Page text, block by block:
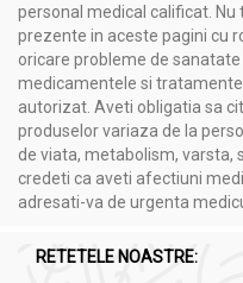
personal medical calificat.
prezente in aceste pagini cu
oricare probleme de
medicamentele si
autorizat. Aveti obligatia sa
produselor variaza de la
de viata, metabolism, varsta,
credeti ca aveti afectiuni
adresati-va de urgenta
RETETELE NOASTRE: